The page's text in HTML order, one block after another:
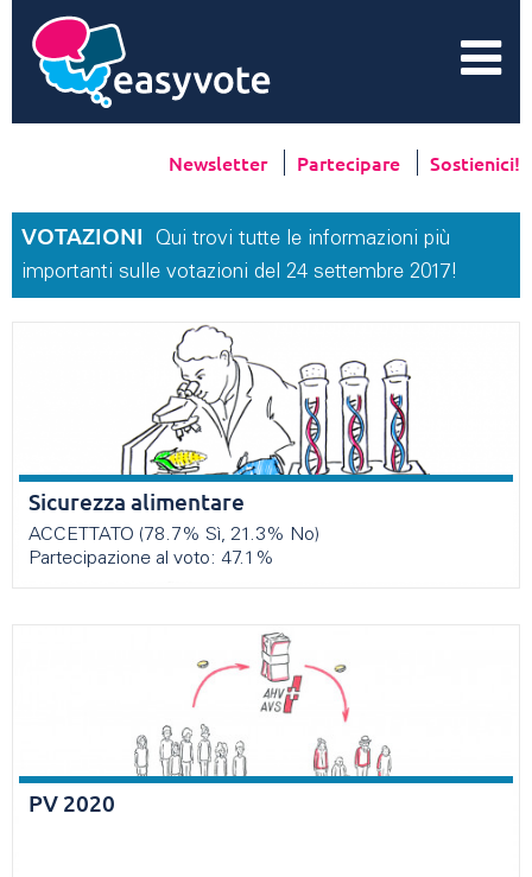
Newsletter Partecipare Sostienici!
VOTAZIONI
Qui trovi tutte le informazioni più
importanti sulle votazioni del 24 settembre 2017!
Sicurezza alimentare
ACCETTATO (78.7% Sì, 21.3% No)
Partecipazione al voto: 47.1%
PV 2020